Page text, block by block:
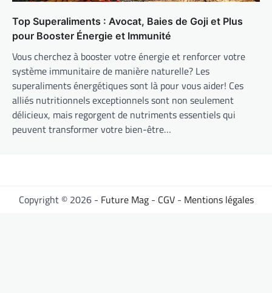
Top Superaliments : Avocat, Baies de Goji et Plus
pour Booster Énergie et Immunité
Vous cherchez à booster votre énergie et renforcer votre
système immunitaire de manière naturelle? Les
superaliments énergétiques sont là pour vous aider! Ces
alliés nutritionnels exceptionnels sont non seulement
délicieux, mais regorgent de nutriments essentiels qui
peuvent transformer votre bien-être…
Copyright © 2026 - Future Mag- CGV- Mentions légales